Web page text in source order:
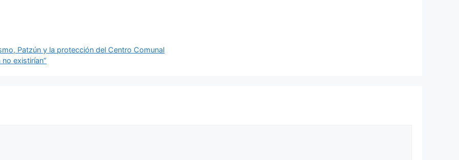
Patzún y la protección del Centro Comunal
existirían”